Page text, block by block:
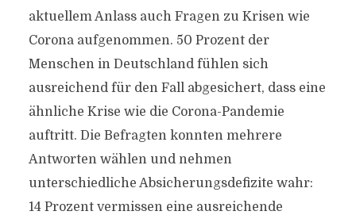
aktuellem Anlass auch Fragen zu Krisen wie
Corona aufgenommen. 50 Prozent der
Menschen in Deutschland fühlen sich
ausreichend für den Fall abgesichert, dass eine
ähnliche Krise wie die Corona-Pandemie
auftritt. Die Befragten konnten mehrere
Antworten wählen und nehmen
unterschiedliche Absicherungsdefizite wahr:
14 Prozent vermissen eine ausreichende